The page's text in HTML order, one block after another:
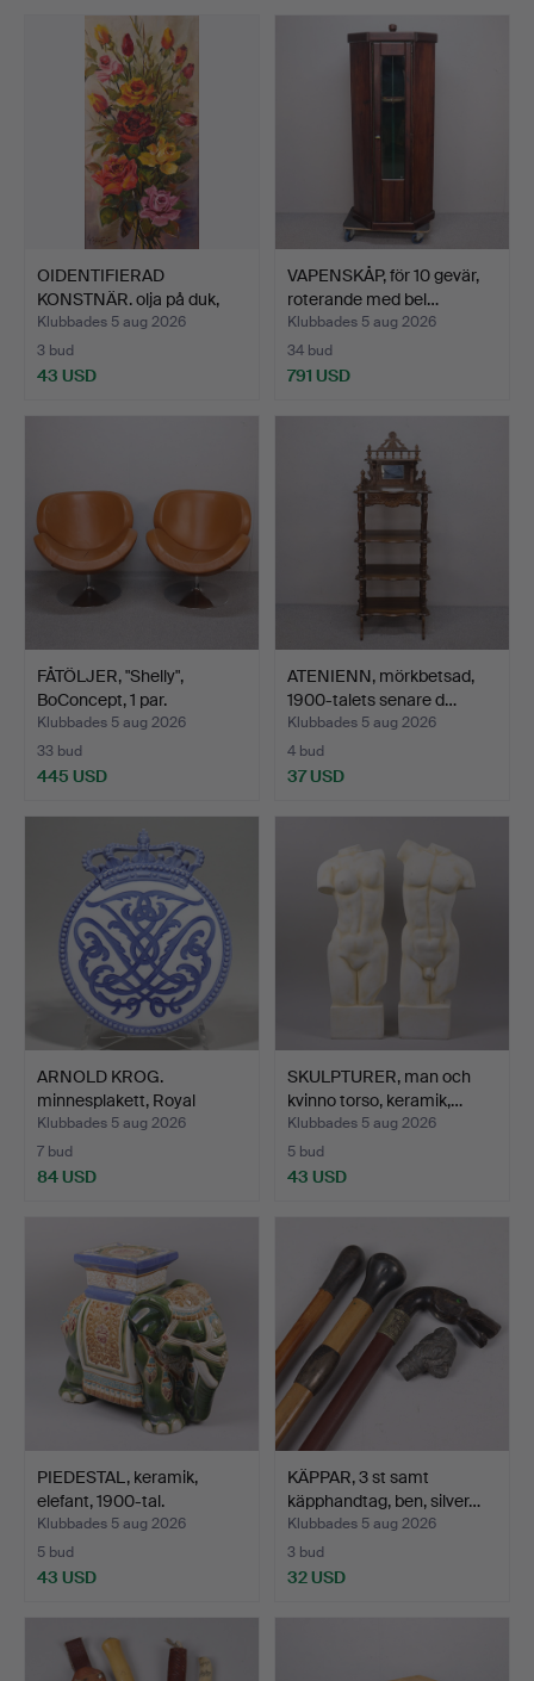
OIDENTIFIERAD
KONSTNÄR. olja på duk,
bloms…
Klubbades 5 aug 2026
3 bud
43 USD
VAPENSKÅP, för 10 gevär,
roterande med bel…
Klubbades 5 aug 2026
34 bud
791 USD
FÅTÖLJER, "Shelly",
BoConcept, 1 par.
Klubbades 5 aug 2026
33 bud
445 USD
ATENIENN, mörkbetsad,
1900-talets senare d…
Klubbades 5 aug 2026
4 bud
37 USD
ARNOLD KROG.
minnesplakett, Royal
Copenhag…
Klubbades 5 aug 2026
7 bud
84 USD
SKULPTURER, man och
kvinno torso, keramik,…
Klubbades 5 aug 2026
5 bud
43 USD
PIEDESTAL, keramik,
elefant, 1900-tal.
Klubbades 5 aug 2026
5 bud
43 USD
KÄPPAR, 3 st samt
käpphandtag, ben, silver…
Klubbades 5 aug 2026
3 bud
32 USD